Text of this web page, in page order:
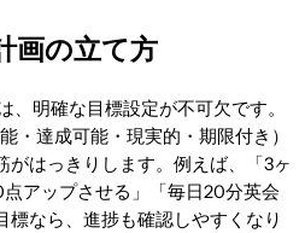
画の立て方
、明確な目標設定が不可欠です。
・達成可能・現実的・期限付き）
がはっきりします。例えば、「3ヶ
アップさせる」「毎日20分英会
標なら、進捗も確認しやすくなり